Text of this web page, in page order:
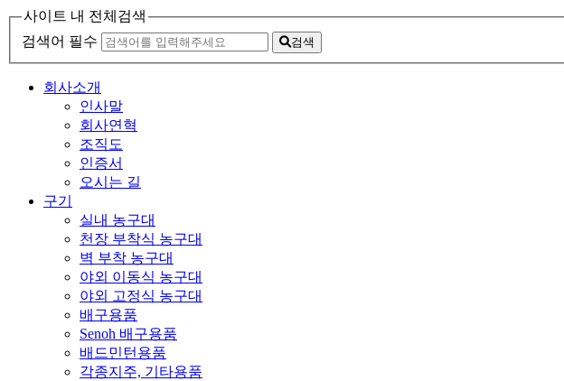
사이트 내 전체검색
검색어 필수
검색
회사소개
인사말
회사연혁
조직도
인증서
오시는 길
구기
실내 농구대
천장 부착식 농구대
벽 부착 농구대
야외 이동식 농구대
야외 고정식 농구대
배구용품
Senoh 배구용품
배드민턴용품
각종지주, 기타용품